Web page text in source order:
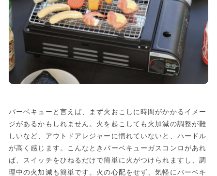
バーベキューと言えば、まず火おこしに時間がかかるイメー
ジがあるかもしれません。火を起こしても火加減の調整が難
しいなど、アウトドアレジャーに慣れていないと、ハードル
が高く感じます。こんなときバーベキューガスコンロがあれ
ば、スイッチをひねるだけで簡単に火がつけられますし、調
理中の火加減も簡単です。火の心配をせず、気軽にバーベキ